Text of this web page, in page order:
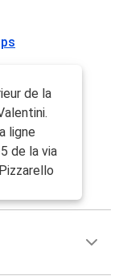
de la
ligne
de la via